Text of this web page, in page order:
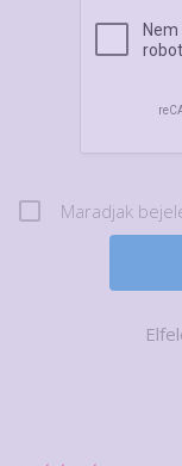
Maradjak